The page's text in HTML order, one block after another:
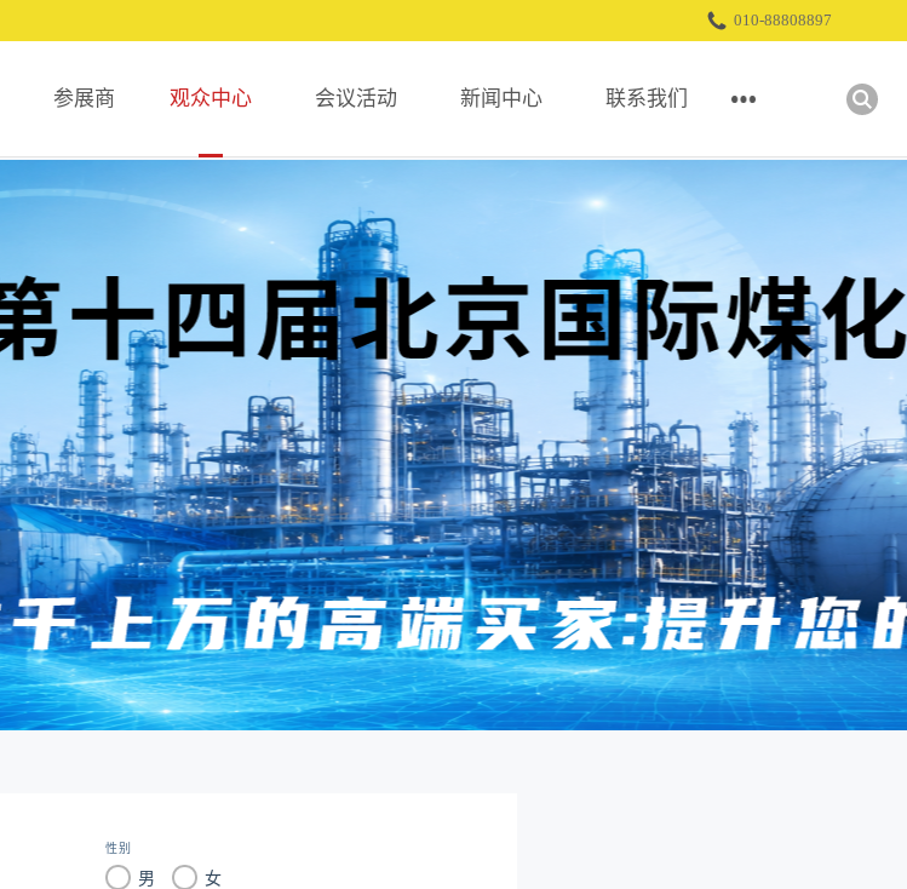
010-88808897
观众分析
历届回顾
宣传推广
展会优势
精彩图片
公司介绍
参展商
展位价格 展商登录
观众中心
酒店住宿
观众下载中心
观众尊享礼遇
网上展厅
会议活动 新闻中心
行业资讯
合作媒体
联系我们
性别
男 女